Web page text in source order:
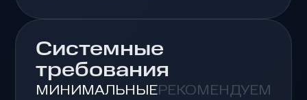
Системные
требования
МИНИМАЛЬНЫЕРЕКОМЕНДУЕМЫЕ